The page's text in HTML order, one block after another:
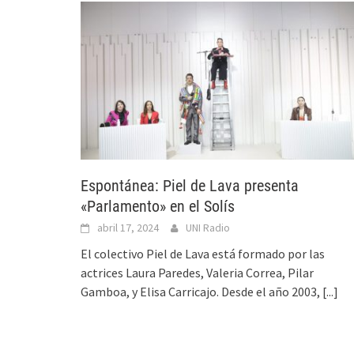
Espontánea: Piel de Lava presenta
«Parlamento» en el Solís
abril 17, 2024 UNI Radio
El colectivo Piel de Lava está formado por las
actrices Laura Paredes, Valeria Correa, Pilar
Gamboa, y Elisa Carricajo. Desde el año 2003, [...]